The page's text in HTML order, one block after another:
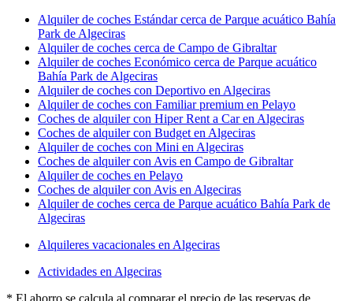
Alquiler de coches Estándar cerca de Parque acuático Bahía
Park de Algeciras
Alquiler de coches cerca de Campo de Gibraltar
Alquiler de coches Económico cerca de Parque acuático
Bahía Park de Algeciras
Alquiler de coches con Deportivo en Algeciras
Alquiler de coches con Familiar premium en Pelayo
Coches de alquiler con Hiper Rent a Car en Algeciras
Coches de alquiler con Budget en Algeciras
Alquiler de coches con Mini en Algeciras
Coches de alquiler con Avis en Campo de Gibraltar
Alquiler de coches en Pelayo
Coches de alquiler con Avis en Algeciras
Alquiler de coches cerca de Parque acuático Bahía Park de
Algeciras
Alquileres vacacionales en Algeciras
Actividades en Algeciras
* El ahorro se calcula al comparar el precio de las reservas de